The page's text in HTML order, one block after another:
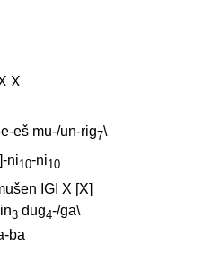
X
eš mu-/un-rig7\
ni10-ni10
IGI X [X]
3 dug4-/ga\
ba